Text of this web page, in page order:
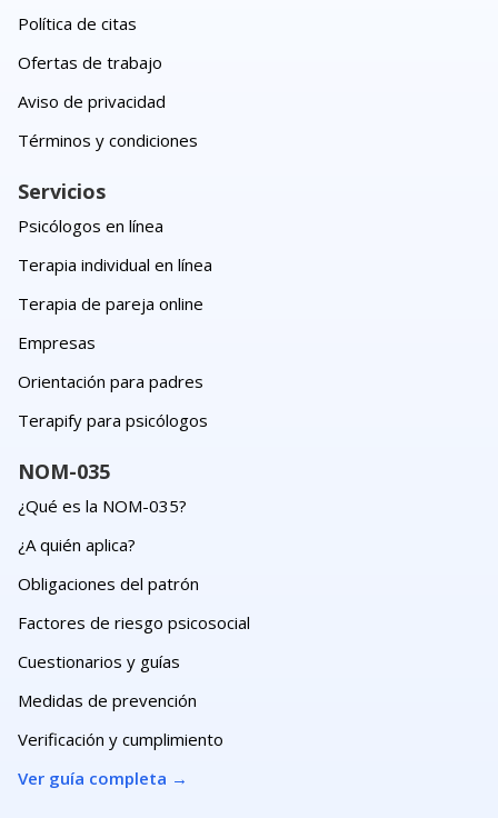
Política de citas
Ofertas de trabajo
Aviso de privacidad
Términos y condiciones
Servicios
Psicólogos en línea
Terapia individual en línea
Terapia de pareja online
Empresas
Orientación para padres
Terapify para psicólogos
NOM-035
¿Qué es la NOM-035?
¿A quién aplica?
Obligaciones del patrón
Factores de riesgo psicosocial
Cuestionarios y guías
Medidas de prevención
Verificación y cumplimiento
Ver guía completa →